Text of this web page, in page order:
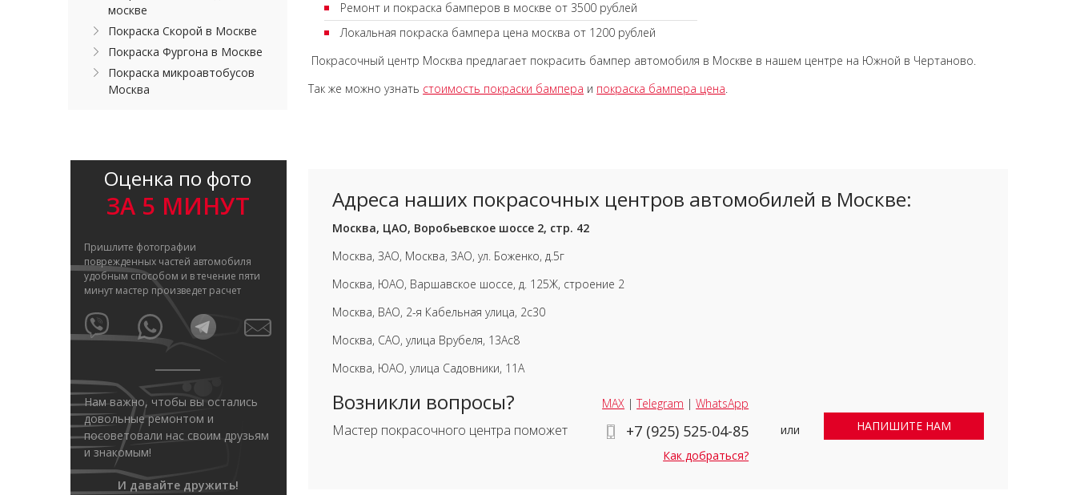
Ремонт и покраска бамперов в москве от 3500 рублей
Локальная покраска бампера цена москва от 1200 рублей
Покрасочный центр Москва предлагает покрасить бампер автомобиля в Москве в нашем центре на Южной в Чертаново.
Так же можно узнать стоимость покраски бампера и покраска бампера цена.
Адреса наших покрасочных центров автомобилей в Москве:
Москва, ЦАО, Воробьевское шоссе 2, стр. 42
Москва, ЗАО, Москва, ЗАО, ул. Боженко, д.5г
Москва, ЮАО, Варшавское шоссе, д. 125Ж, строение 2
Москва, ВАО, 2-я Кабельная улица, 2с30
Москва, САО, улица Врубеля, 13Ас8
Москва, ЮАО, улица Садовники, 11А
Возникли вопросы?
Мастер покрасочного центра поможет
MAX |Telegram |WhatsApp
+7 (925) 525-04-85
Как добраться?
или НАПИШИТЕ НАМ
москве
Покраска Скорой в Москве
Покраска Фургона в Москве
Покраска микроавтобусов
Москва
Оценка по фото
ЗА 5 МИНУТ
Пришлите фотографии
поврежденных частей автомобиля
удобным способом и в течение пяти
минут мастер произведет расчет
Нам важно, чтобы вы остались
довольные ремонтом и
посоветовали нас своим друзьям
и знакомым!
И давайте дружить!